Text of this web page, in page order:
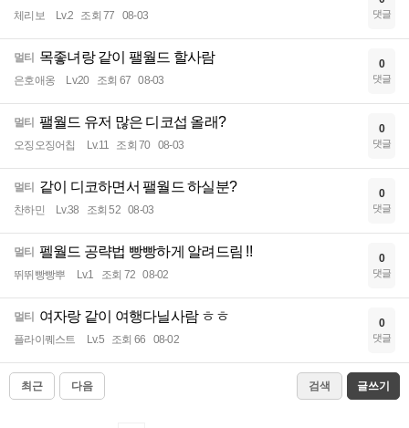
체리보 Lv.2 조회 77 08-03 댓글
멀티 목좋녀랑 같이 팰월드 할사람
은호애옹 Lv.20 조회 67 08-03
0
댓글
멀티 팰월드 유저 많은 디코섭 올래?
오징오징어칩 Lv.11 조회 70 08-03
0
댓글
멀티 같이 디코하면서 팰월드 하실분?
찬하민 Lv.38 조회 52 08-03
0
댓글
멀티 펠월드 공략법 빵빵하게 알려드림 !!
뛰뛰빵빵뿌 Lv.1 조회 72 08-02
0
댓글
멀티 여자랑 같이 여행다닐사람 ㅎㅎ
플라이퀘스트 Lv.5 조회 66 08-02
0
댓글
최근 다음 검색 글쓰기